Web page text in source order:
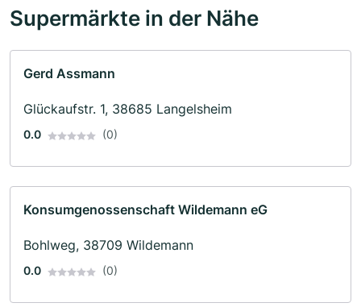
Supermärkte in der Nähe
Gerd Assmann
Glückaufstr. 1, 38685 Langelsheim
0.0 (0)
Konsumgenossenschaft Wildemann eG
Bohlweg, 38709 Wildemann
0.0 (0)